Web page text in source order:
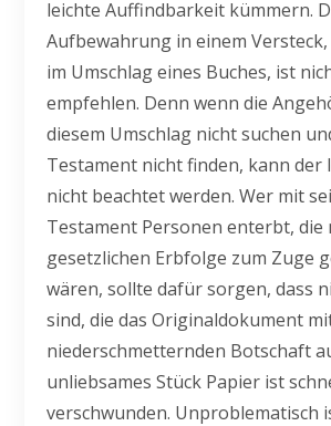
leichte Auffindbarkeit kümmern.
Aufbewahrung in einem
im Umschlag eines Buches, ist
empfehlen. Denn wenn die
diesem Umschlag nicht suchen
Testament nicht finden, kann der
nicht beachtet werden. Wer mit
Testament Personen enterbt, die
gesetzlichen Erbfolge zum Zuge
wären, sollte dafür sorgen, dass
sind, die das Originaldokument
niederschmetternden Botschaft
unliebsames Stück Papier ist
verschwunden. Unproblematisch